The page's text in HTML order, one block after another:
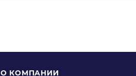
О КОМПАНИИ